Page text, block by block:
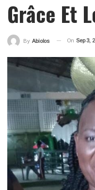
Grâce Et
By Abiolos On Sep 3,